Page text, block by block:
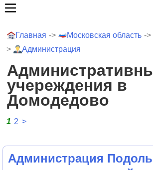
Главная -> Московская область ->
>
Администрация
учереждения в
Домодедово
1 2 >
Администрация